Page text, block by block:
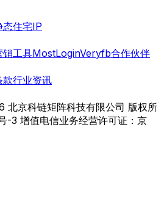
态住宅IP
销工具MostLoginVeryfb合作伙伴
款行业资讯
京科链矩阵科技有限公司 版权所
-3 增值电信业务经营许可证：京